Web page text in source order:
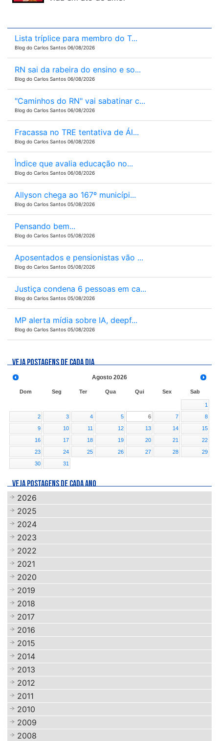
Lista tríplice para membro do T...
Blog do Carlos Santos 06/08/2026
RN sai da rabeira do ensino e so...
Blog do Carlos Santos 06/08/2026
"Caminhos do RN" vai sabatinar c...
Blog do Carlos Santos 06/08/2026
Fracassa no TRE tentativa de Ál...
Blog do Carlos Santos 06/08/2026
Ìndice que avalia educação no...
Blog do Carlos Santos 06/08/2026
Allyson chega ao 167º municípi...
Blog do Carlos Santos 05/08/2026
Pensando bem...
Blog do Carlos Santos 05/08/2026
Aposentados e pensionistas vão ...
Blog do Carlos Santos 05/08/2026
Justiça condena 6 pessoas em ca...
Blog do Carlos Santos 05/08/2026
MP alerta mídia sobre IA, deepf...
Blog do Carlos Santos 05/08/2026
VEJA POSTAGENS DE CADA DIA
Agosto 2026
Dom Seg Ter Qua Qui Sex Sab
1
2
3 4 5 6 7
8
9
10 11 12 13 14
15
16
17 18 19 20 21
22
23
24 25 26 27 28
29
30
31
VEJA POSTAGENS DE CADA ANO
2026
2025
2024
2023
2022
2021
2020
2019
2018
2017
2016
2015
2014
2013
2012
2011
2010
2009
2008